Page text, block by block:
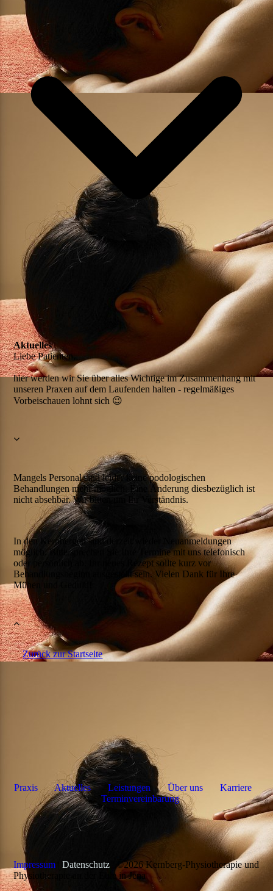
Aktuelles
Liebe Patienten,
hier werden wir Sie über alles Wichtige im Zusammenhang mit
unseren Praxen auf dem Laufenden halten - regelmäßiges
Vorbeischauen lohnt sich 😉
Mangels Personal sind leider keine podologischen
Behandlungen mehr möglich. Eine Änderung diesbezüglich ist
nicht absehbar. Wir bitten um Ihr Verständnis.
In den Kernbergen sind derzeit wieder Neuanmeldungen
möglich. Bitte sprechen Sie Ihre Termine mit uns telefonisch
oder persönlich ab. Ihr neues Rezept sollte kurz vor
Behandlungsbeginn ausgestellt sein. Vielen Dank für Ihre
Mühen und Geduld!
Zurück zur Startseite
Praxis Aktuelles Leistungen Über uns
Karriere
Terminvereinbarung
Impressum |Datenschutz | ©2026 Kernberg-Physiotherapie und
Physiotherapie an der Eule in Jena